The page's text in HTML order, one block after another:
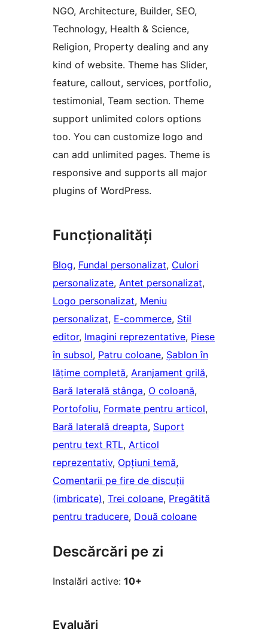
NGO, Architecture, Builder, SEO,
Technology, Health & Science,
Religion, Property dealing and any
kind of website. Theme has Slider,
feature, callout, services, portfolio,
testimonial, Team section. Theme
support unlimited colors options
too. You can customize logo and
can add unlimited pages. Theme is
responsive and supports all major
plugins of WordPress.
Funcționalități
Blog, Fundal personalizat, Culori
personalizate, Antet personalizat
Logo personalizat, Meniu
personalizat, E-commerce, Stil
editor, Imagini reprezentative, Piese
în subsol, Patru coloane, Șablon în
lățime completă, Aranjament grilă
Bară laterală stânga, O coloană
Portofoliu, Formate pentru articol
Bară laterală dreapta, Suport
pentru text RTL, Articol
reprezentativ, Opțiuni temă
Comentarii pe fire de discuții
(imbricate), Trei coloane, Pregătită
pentru traducere, Două coloane
Descărcări pe zi
Instalări active: 10+
Evaluări